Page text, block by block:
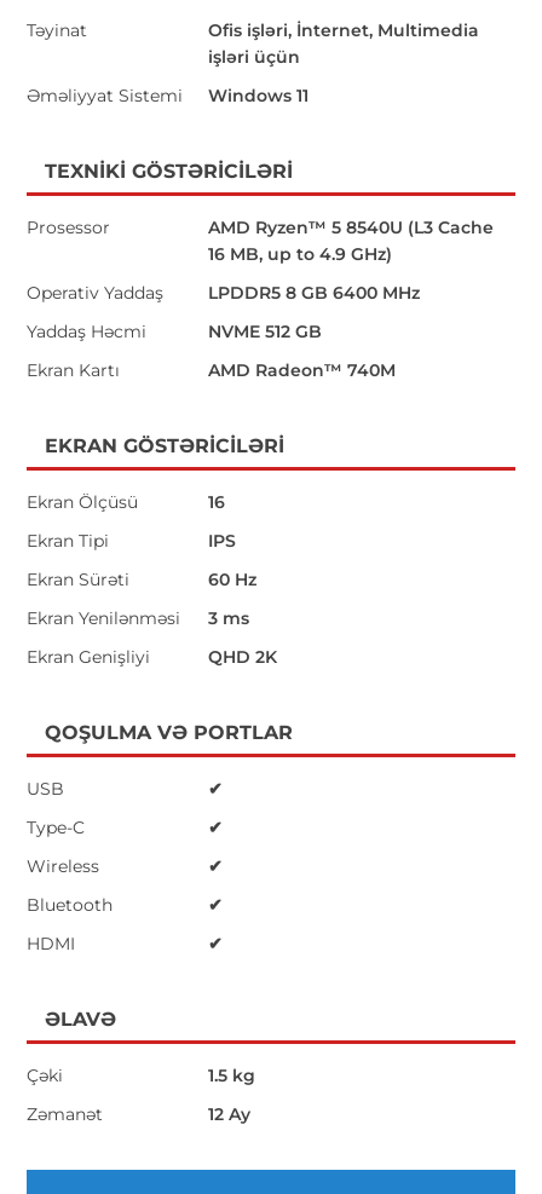
Təyinat
Ofis işləri, İnternet, Multimedia
işləri üçün
Əməliyyat Sistemi
Windows 11
TEXNIKI GÖSTƏRICILƏRI
Prosessor
AMD Ryzen™ 5 8540U (L3 Cache
16 MB, up to 4.9 GHz)
Operativ Yaddaş
LPDDR5 8 GB 6400 MHz
Yaddaş Həcmi
NVME 512 GB
Ekran Kartı
AMD Radeon™ 740M
EKRAN GÖSTƏRICILƏRI
Ekran Ölçüsü
16
Ekran Tipi
IPS
Ekran Sürəti
60 Hz
Ekran Yenilənməsi
3 ms
Ekran Genişliyi
QHD 2K
QOŞULMA VƏ PORTLAR
USB
✔
Type-C
✔
Wireless
✔
Bluetooth
✔
HDMI
✔
ƏLAVƏ
Çəki
1.5 kg
Zəmanət
12 Ay